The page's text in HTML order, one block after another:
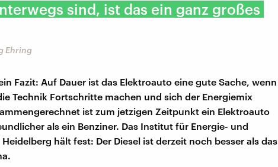
sind, ist das ein ganz großes
Ehring
Fazit: Auf Dauer ist das Elektroauto eine gute Sache, wenn
Technik Fortschritte machen und sich der Energiemix
ist zum jetzigen Zeitpunkt ein Elektroauto
als ein Benziner. Das Institut für Energie- und
hält fest: Der Diesel ist derzeit noch besser als das